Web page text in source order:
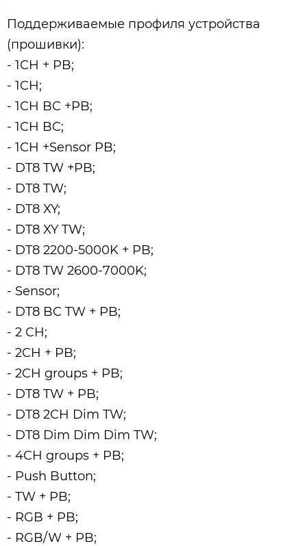
Поддерживаемые профиля устройства
(прошивки):
- 1CH + PB;
- 1CH;
- 1CH BC +PB;
- 1CH BC;
- 1CH +Sensor PB;
- DT8 TW +PB;
- DT8 TW;
- DT8 XY;
- DT8 XY TW;
- DT8 2200-5000K + PB;
- DT8 TW 2600-7000K;
- Sensor;
- DT8 BC TW + PB;
- 2 CH;
- 2CH + PB;
- 2CH groups + PB;
- DT8 TW + PB;
- DT8 2CH Dim TW;
- DT8 Dim Dim Dim TW;
- 4CH groups + PB;
- Push Button;
- TW + PB;
- RGB + PB;
- RGB/W + PB;